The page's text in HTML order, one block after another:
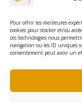
Pour offrir les meilleures
cookies pour stocker et/ou
ces technologies nous
navigation ou les ID uniques
consentement peut avoir un